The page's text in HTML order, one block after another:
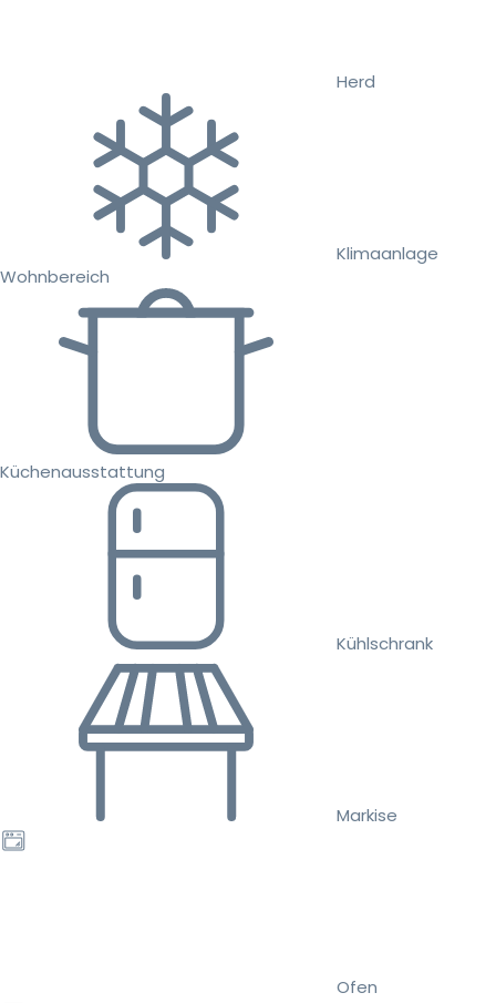
Herd
Klimaanlage
Wohnbereich
Küchenausstattung
Kühlschrank
Markise
Ofen